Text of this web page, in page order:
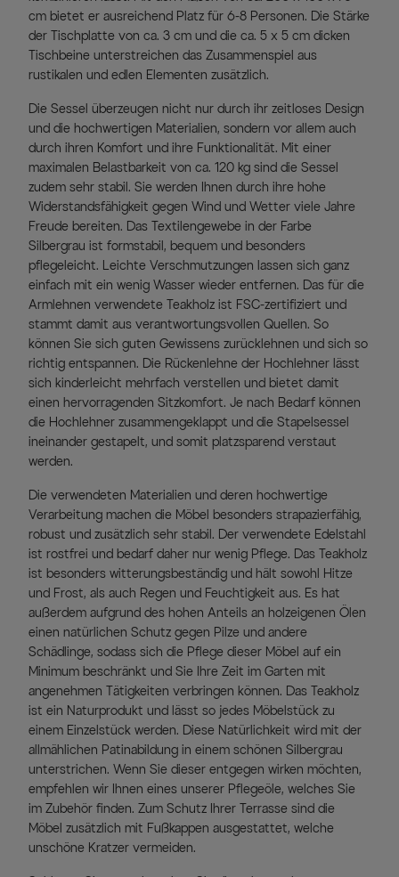
cm bietet er ausreichend Platz für 6-8 Personen. Die Stärke
der Tischplatte von ca. 3 cm und die ca. 5 x 5 cm dicken
Tischbeine unterstreichen das Zusammenspiel aus
rustikalen und edlen Elementen zusätzlich.
Die Sessel überzeugen nicht nur durch ihr zeitloses Design
und die hochwertigen Materialien, sondern vor allem auch
durch ihren Komfort und ihre Funktionalität. Mit einer
maximalen Belastbarkeit von ca. 120 kg sind die Sessel
zudem sehr stabil. Sie werden Ihnen durch ihre hohe
Widerstandsfähigkeit gegen Wind und Wetter viele Jahre
Freude bereiten. Das Textilengewebe in der Farbe
Silbergrau ist formstabil, bequem und besonders
pflegeleicht. Leichte Verschmutzungen lassen sich ganz
einfach mit ein wenig Wasser wieder entfernen. Das für die
Armlehnen verwendete Teakholz ist FSC-zertifiziert und
stammt damit aus verantwortungsvollen Quellen. So
können Sie sich guten Gewissens zurücklehnen und sich so
richtig entspannen. Die Rückenlehne der Hochlehner lässt
sich kinderleicht mehrfach verstellen und bietet damit
einen hervorragenden Sitzkomfort. Je nach Bedarf können
die Hochlehner zusammengeklappt und die Stapelsessel
ineinander gestapelt, und somit platzsparend verstaut
werden.
Die verwendeten Materialien und deren hochwertige
Verarbeitung machen die Möbel besonders strapazierfähig,
robust und zusätzlich sehr stabil. Der verwendete Edelstahl
ist rostfrei und bedarf daher nur wenig Pflege. Das Teakholz
ist besonders witterungsbeständig und hält sowohl Hitze
und Frost, als auch Regen und Feuchtigkeit aus. Es hat
außerdem aufgrund des hohen Anteils an holzeigenen Ölen
einen natürlichen Schutz gegen Pilze und andere
Schädlinge, sodass sich die Pflege dieser Möbel auf ein
Minimum beschränkt und Sie Ihre Zeit im Garten mit
angenehmen Tätigkeiten verbringen können. Das Teakholz
ist ein Naturprodukt und lässt so jedes Möbelstück zu
einem Einzelstück werden. Diese Natürlichkeit wird mit der
allmählichen Patinabildung in einem schönen Silbergrau
unterstrichen. Wenn Sie dieser entgegen wirken möchten,
empfehlen wir Ihnen eines unserer Pflegeöle, welches Sie
im Zubehör finden. Zum Schutz Ihrer Terrasse sind die
Möbel zusätzlich mit Fußkappen ausgestattet, welche
unschöne Kratzer vermeiden.